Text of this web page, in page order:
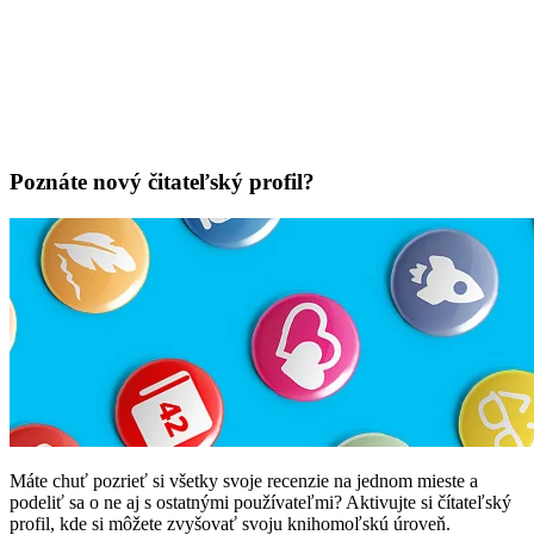
Poznáte nový čitateľský profil?
Máte chuť pozrieť si všetky svoje recenzie na jednom mieste a
podeliť sa o ne aj s ostatnými používateľmi? Aktivujte si čítateľský
profil, kde si môžete zvyšovať svoju knihomoľskú úroveň.